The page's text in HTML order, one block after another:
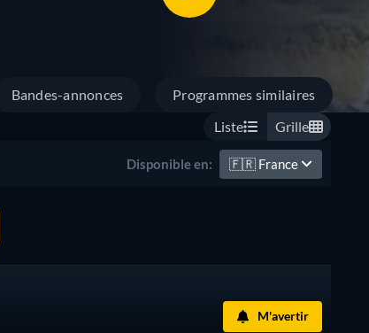
Bandes-annonces Programmes similaires
Liste Grille
Disponible en: 🇫🇷 France
M'avertir